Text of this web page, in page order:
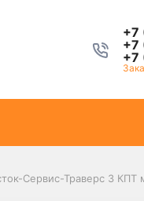
+7
+7
+7
Сервис-Траверс 3 КПТ